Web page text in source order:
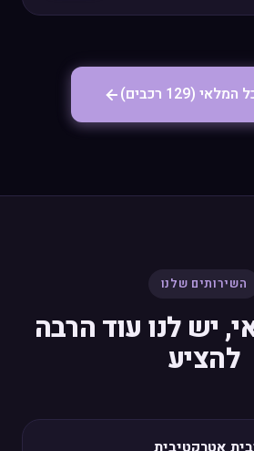
(129 רכבים)
השירותים שלנו
יש לנו עוד הרבה
להציע